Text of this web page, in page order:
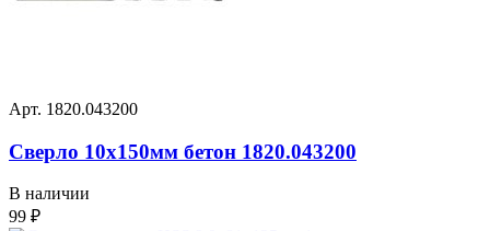
Арт. 1820.043200
Сверло 10х150мм бетон 1820.043200
В наличии
99 ₽